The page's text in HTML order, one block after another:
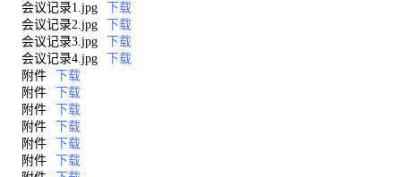
会议记录1.jpg
下载
会议记录2.jpg
下载
会议记录3.jpg
下载
会议记录4.jpg
下载
附件
下载
附件
下载
附件
下载
附件
下载
附件
下载
附件
下载